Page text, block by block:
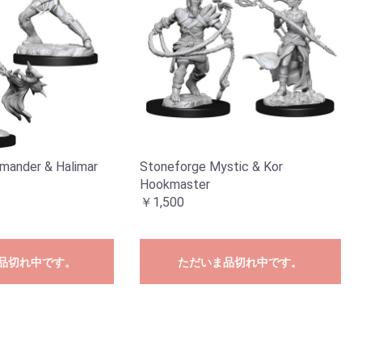
& Halimar
切れ中です。
Stoneforge Mystic & Kor
Hookmaster
￥1,500
ただいま品切れ中です。